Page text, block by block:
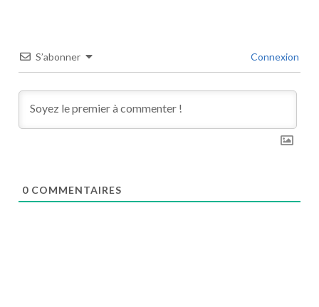
S’abonner Connexion
0 COMMENTAIRES